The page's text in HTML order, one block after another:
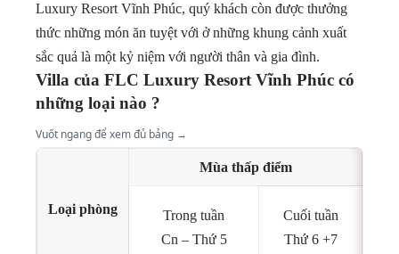
Luxury Resort Vĩnh Phúc, quý khách còn được thưởng
thức những món ăn tuyệt với ở những khung cảnh xuất
sắc quả là một kỷ niệm với người thân và gia đình.
Villa của FLC Luxury Resort Vĩnh Phúc có
những loại nào ?
Vuốt ngang để xem đủ bảng →
Loại phòng
Mùa thấp điểm
Trong tuần
Cn – Thứ 5
Cuối tuần
Thứ 6 +7